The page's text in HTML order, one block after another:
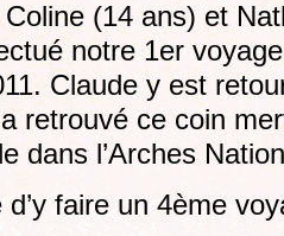
(14 ans) et
notre 1er
Claude y est
retrouvé ce coin
dans l’Arches
d’y faire un 4ème